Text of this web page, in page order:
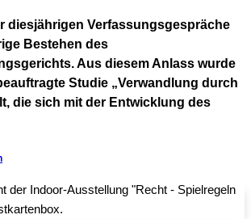
diesjährigen Verfassungsgespräche
Bestehen des
Aus diesem Anlass wurde
Studie „Verwandlung durch
die sich mit der Entwicklung des